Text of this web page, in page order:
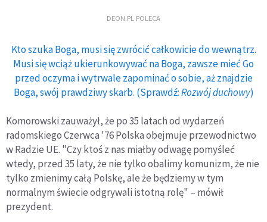
DEON.PL POLECA
Kto szuka Boga, musi się zwrócić całkowicie do wewnątrz.
Musi się wciąż ukierunkowywać na Boga, zawsze mieć Go
przed oczyma i wytrwale zapominać o sobie, aż znajdzie
Boga, swój prawdziwy skarb. (Sprawdź:Rozwój duchowy)
Komorowski zauważył, że po 35 latach od wydarzeń
radomskiego Czerwca '76 Polska obejmuje przewodnictwo
w Radzie UE. "Czy ktoś z nas miałby odwagę pomyśleć
wtedy, przed 35 laty, że nie tylko obalimy komunizm, że nie
tylko zmienimy całą Polskę, ale że będziemy w tym
normalnym świecie odgrywali istotną rolę" – mówił
prezydent.